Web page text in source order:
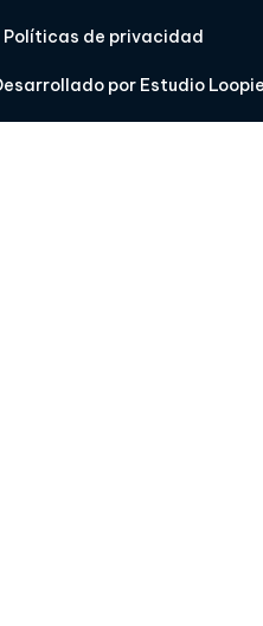
Políticas de privacidad
por Estudio